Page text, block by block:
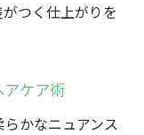
つく仕上がりを
ケア術
かなニュアンス